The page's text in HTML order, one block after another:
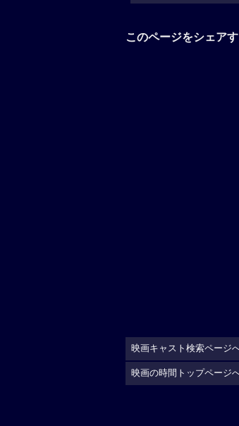
このページをシェア
映画キャスト検索ページ
映画の時間トップページ